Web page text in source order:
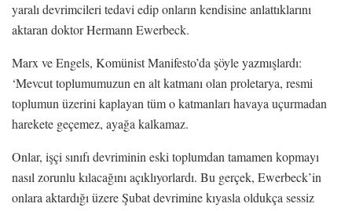
yaralı devrimcileri tedavi edip onların kendisine anlattıklarını
aktaran doktor Hermann Ewerbeck.
Marx ve Engels, Komünist Manifesto’da şöyle yazmışlardı:
‘Mevcut toplumumuzun en alt katmanı olan proletarya, resmi
toplumun üzerini kaplayan tüm o katmanları havaya uçurmadan
harekete geçemez, ayağa kalkamaz.
Onlar, işçi sınıfı devriminin eski toplumdan tamamen kopmayı
nasıl zorunlu kılacağını açıklıyorlardı. Bu gerçek, Ewerbeck’in
onlara aktardığı üzere Şubat devrimine kıyasla oldukça sessiz